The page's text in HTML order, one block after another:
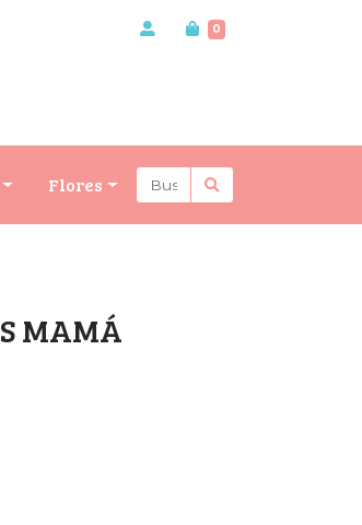
0
Flores
MAMÁ